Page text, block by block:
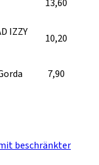
13,60
IZZY
10,20
7,90
beschränkter